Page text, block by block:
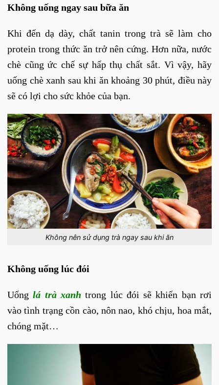
Không uống ngay sau bữa ăn
Khi đến dạ dày, chất tanin trong trà sẽ làm cho
protein trong thức ăn trở nên cứng. Hơn nữa, nước
chè cũng ức chế sự hấp thụ chất sắt. Vì vậy, hãy
uống chè xanh sau khi ăn khoảng 30 phút, điều này
sẽ có lợi cho sức khỏe của bạn.
Không nên sử dụng trà ngay sau khi ăn
Không uống lúc đói
Uốnglá trà xanh trong lúc đói sẽ khiến bạn rơi
vào tình trạng cồn cào, nôn nao, khó chịu, hoa mắt,
chóng mặt…